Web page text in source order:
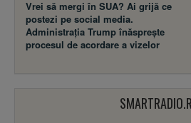
Vrei să mergi în SUA? Ai grijă ce
postezi pe social media.
Administrația Trump înăsprește
procesul de acordare a vizelor